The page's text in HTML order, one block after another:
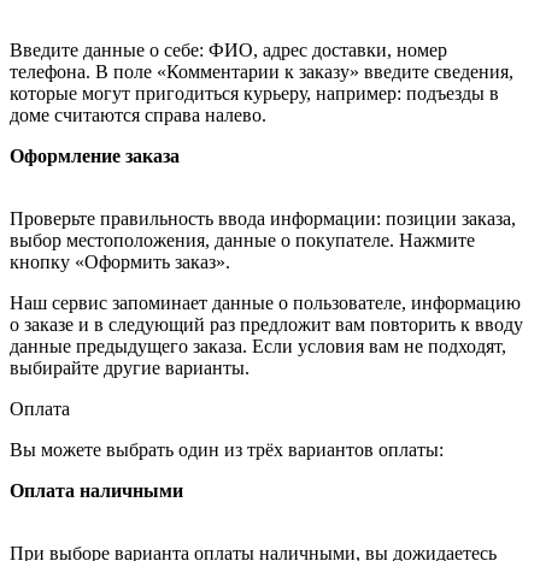
Введите данные о себе: ФИО, адрес доставки, номер
телефона. В поле «Комментарии к заказу» введите сведения,
которые могут пригодиться курьеру, например: подъезды в
доме считаются справа налево.
Оформление заказа
Проверьте правильность ввода информации: позиции заказа,
выбор местоположения, данные о покупателе. Нажмите
кнопку «Оформить заказ».
Наш сервис запоминает данные о пользователе, информацию
о заказе и в следующий раз предложит вам повторить к вводу
данные предыдущего заказа. Если условия вам не подходят,
выбирайте другие варианты.
Оплата
Вы можете выбрать один из трёх вариантов оплаты:
Оплата наличными
При выборе варианта оплаты наличными, вы дожидаетесь